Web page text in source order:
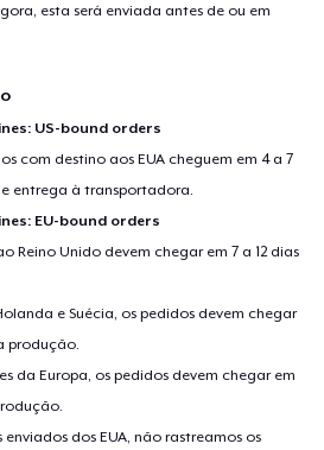
esta será enviada antes de ou em
US-bound orders
com destino aos EUA cheguem em 4 a 7
entrega à transportadora.
EU-bound orders
Reino Unido devem chegar em 7 a 12 dias
e Suécia, os pedidos devem chegar
produção.
da Europa, os pedidos devem chegar em
dos EUA, não rastreamos os